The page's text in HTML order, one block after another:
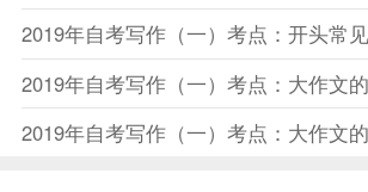
2019年自考写作（一）考点：开头常
2019年自考写作（一）考点：大作文
2019年自考写作（一）考点：大作文